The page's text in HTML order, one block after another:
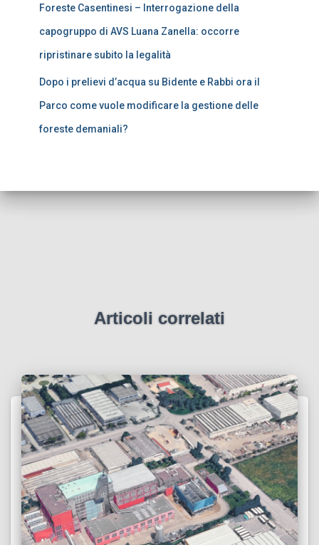
Foreste Casentinesi – Interrogazione della
capogruppo di AVS Luana Zanella: occorre
ripristinare subito la legalità
Dopo i prelievi d’acqua su Bidente e Rabbi ora il
Parco come vuole modificare la gestione delle
foreste demaniali?
Articoli correlati